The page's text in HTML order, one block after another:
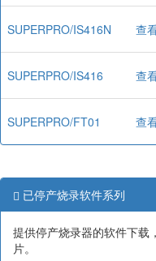
SUPERPRO/IS416N 查
SUPERPRO/IS416 查
SUPERPRO/FT01 查
已停产烧录软件系列
提供停产烧录器的软件下载
片。